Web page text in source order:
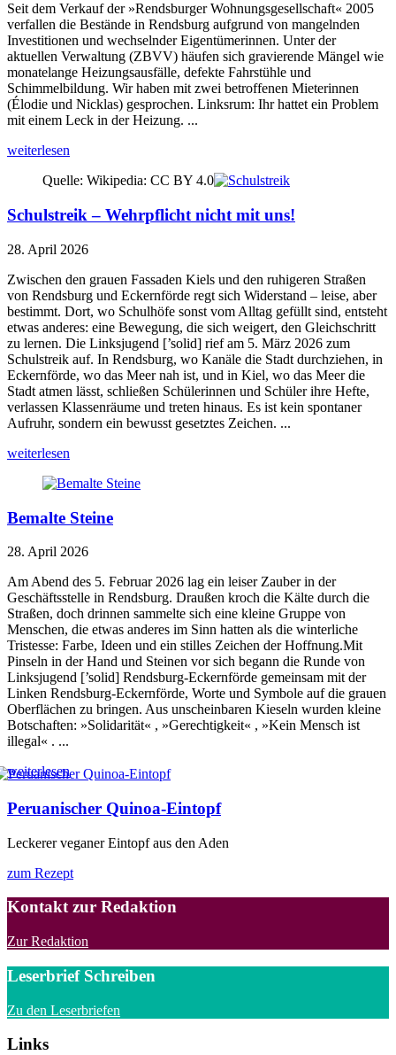
Seit dem Verkauf der »Rendsburger Wohnungsgesellschaft« 2005
verfallen die Bestände in Rendsburg aufgrund von mangelnden
Investitionen und wechselnder Eigentümerinnen. Unter der
aktuellen Verwaltung (ZBVV) häufen sich gravierende Mängel wie
monatelange Heizungsausfälle, defekte Fahrstühle und
Schimmelbildung. Wir haben mit zwei betroffenen Mieterinnen
(Élodie und Nicklas) gesprochen. Linksrum: Ihr hattet ein Problem
mit einem Leck in der Heizung. ...
weiterlesen
Quelle: Wikipedia: CC BY 4.0
Schulstreik – Wehrpflicht nicht mit uns!
28. April 2026
Zwischen den grauen Fassaden Kiels und den ruhigeren Straßen
von Rendsburg und Eckernförde regt sich Widerstand – leise, aber
bestimmt. Dort, wo Schulhöfe sonst vom Alltag gefüllt sind, entsteht
etwas anderes: eine Bewegung, die sich weigert, den Gleichschritt
zu lernen. Die Linksjugend [’solid] rief am 5. März 2026 zum
Schulstreik auf. In Rendsburg, wo Kanäle die Stadt durchziehen, in
Eckernförde, wo das Meer nah ist, und in Kiel, wo das Meer die
Stadt atmen lässt, schließen Schülerinnen und Schüler ihre Hefte,
verlassen Klassenräume und treten hinaus. Es ist kein spontaner
Aufruhr, sondern ein bewusst gesetztes Zeichen. ...
weiterlesen
Bemalte Steine
28. April 2026
Am Abend des 5. Februar 2026 lag ein leiser Zauber in der
Geschäftsstelle in Rendsburg. Draußen kroch die Kälte durch die
Straßen, doch drinnen sammelte sich eine kleine Gruppe von
Menschen, die etwas anderes im Sinn hatten als die winterliche
Tristesse: Farbe, Ideen und ein stilles Zeichen der Hoffnung.Mit
Pinseln in der Hand und Steinen vor sich begann die Runde von
Linksjugend [’solid] Rendsburg-Eckernförde gemeinsam mit der
Linken Rendsburg-Eckernförde, Worte und Symbole auf die grauen
Oberflächen zu bringen. Aus unscheinbaren Kieseln wurden kleine
Botschaften: »Solidarität« , »Gerechtigkeit« , »Kein Mensch ist
illegal« . ...
weiterlesen
Peruanischer Quinoa-Eintopf
Leckerer veganer Eintopf aus den Aden
zum Rezept
Kontakt zur Redaktion
Zur Redaktion
Leserbrief Schreiben
Zu den Leserbriefen
Links